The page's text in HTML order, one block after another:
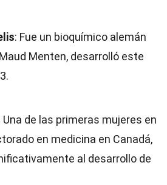
: Fue un bioquímico alemán
Menten, desarrolló este
Una de las primeras mujeres en
en medicina en Canadá,
al desarrollo de